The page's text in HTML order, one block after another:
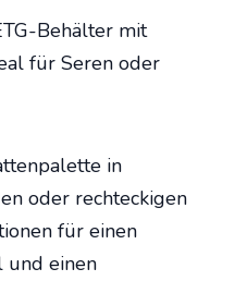
Behälter mit
für Seren oder
in
oder rechteckigen
für einen
und einen